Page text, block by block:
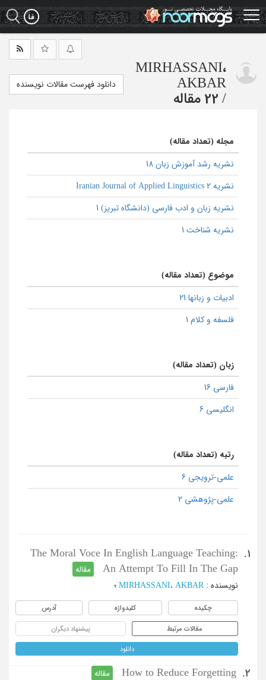
Skip
to
main
MIRHASSANI،
AKBAR
/ 22 مقاله
دانلود فهرست مقالات نویسنده
مجله (تعداد مقاله)
نشریه رشد آموزش زبان 18
نشریه Iranian Journal of Applied Linguistics 2
نشریه زبان و ادب فارسی (دانشگاه تبریز) 1
نشریه شناخت 1
موضوع (تعداد مقاله)
ادبیات و زبانها 21
فلسفه و کلام 1
زبان (تعداد مقاله)
فارسی 16
انگلیسی 6
رتبه (تعداد مقاله)
علمی-ترویجی 6
علمی-پژوهشی 2
1.
The Moral Voce In English Language Teaching:
An Attempt To Fill In The Gap
مقاله
نویسنده :MIRHASSANI، AKBAR ؛
چکیده کلیدواژه آدرس
مقالات مرتبط پیشنهاد دیگران
دانلود
2.
How to Reduce Forgetting
مقاله